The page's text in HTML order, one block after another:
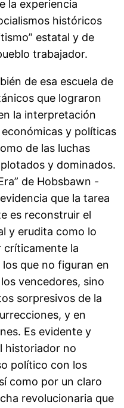
la experiencia
históricos
estatal y de
trabajador.
de esa escuela de
que lograron
la interpretación
y políticas
de las luchas
y dominados.
de Hobsbawn -
que la tarea
es reconstruir el
y erudita como lo
críticamente la
que no figuran en
vencedores, sino
sorpresivos de la
y en
Es evidente y
historiador no
político con los
como por un claro
revolucionaria que